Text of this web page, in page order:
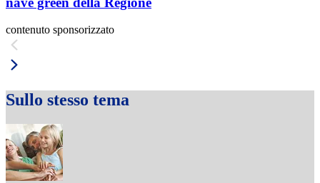
contenuto sponsorizzato
Sullo stesso tema